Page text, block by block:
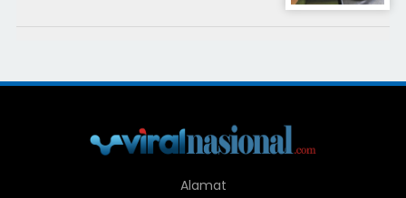
Alamat